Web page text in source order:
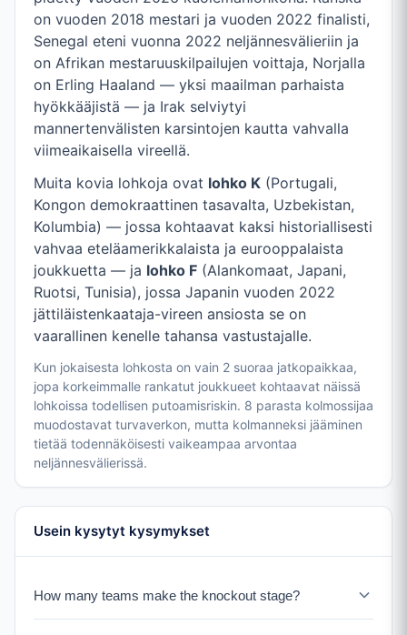
on vuoden 2018 mestari ja vuoden 2022 finalisti,
Senegal eteni vuonna 2022 neljännesvälieriin ja
on Afrikan mestaruuskilpailujen voittaja, Norjalla
on Erling Haaland — yksi maailman parhaista
hyökkääjistä — ja Irak selviytyi
mannertenvälisten karsintojen kautta vahvalla
viimeaikaisella vireellä.
Muita kovia lohkoja ovat lohko K (Portugali,
Kongon demokraattinen tasavalta, Uzbekistan,
Kolumbia) — jossa kohtaavat kaksi historiallisesti
vahvaa eteläamerikkalaista ja eurooppalaista
joukkuetta — ja lohko F (Alankomaat, Japani,
Ruotsi, Tunisia), jossa Japanin vuoden 2022
jättiläistenkaataja-vireen ansiosta se on
vaarallinen kenelle tahansa vastustajalle.
Kun jokaisesta lohkosta on vain 2 suoraa jatkopaikkaa,
jopa korkeimmalle rankatut joukkueet kohtaavat näissä
lohkoissa todellisen putoamisriskin. 8 parasta kolmossijaa
muodostavat turvaverkon, mutta kolmanneksi jääminen
tietää todennäköisesti vaikeampaa arvontaa
neljännesvälierissä.
Usein kysytyt kysymykset
How many teams make the knockout stage?